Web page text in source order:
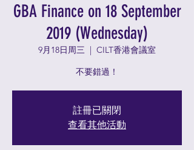
GBA Finance on 18 September
2019 (Wednesday)
9月18日周三
  |
CILT香港會議室
不要錯過！
註冊已關閉
查看其他活動